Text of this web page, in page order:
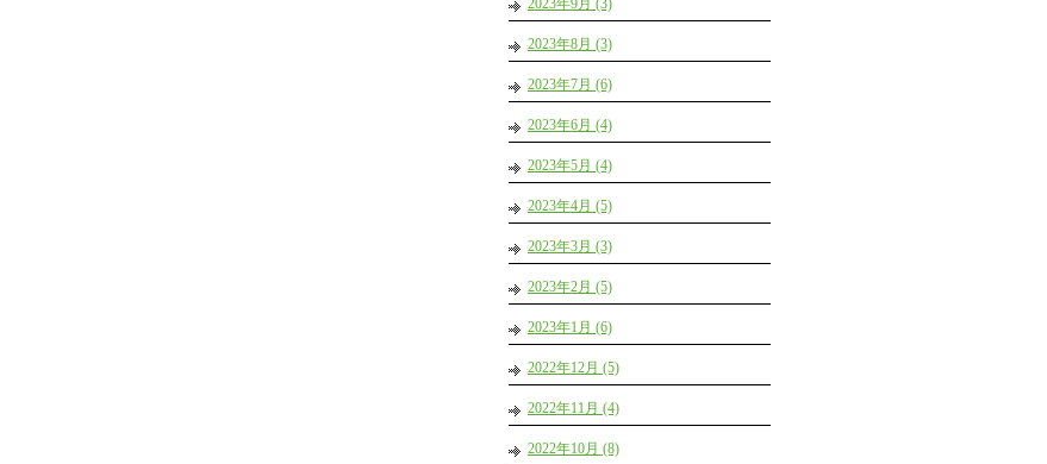
2023年9月 (3)
2023年8月 (3)
2023年7月 (6)
2023年6月 (4)
2023年5月 (4)
2023年4月 (5)
2023年3月 (3)
2023年2月 (5)
2023年1月 (6)
2022年12月 (5)
2022年11月 (4)
2022年10月 (8)